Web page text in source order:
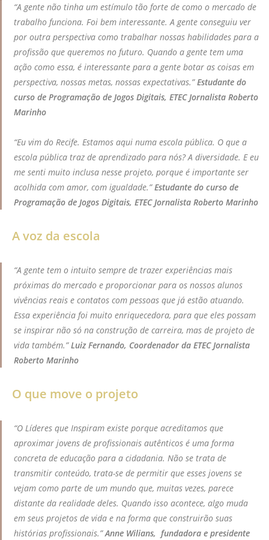
“A gente não tinha um estímulo tão forte de como o mercado de
trabalho funciona. Foi bem interessante. A gente conseguiu ver
por outra perspectiva como trabalhar nossas habilidades para a
profissão que queremos no futuro. Quando a gente tem uma
ação como essa, é interessante para a gente botar as coisas em
perspectiva, nossas metas, nossas expectativas.”Estudante do
curso de Programação de Jogos Digitais, ETEC Jornalista Roberto
Marinho
“Eu vim do Recife. Estamos aqui numa escola pública. O que a
escola pública traz de aprendizado para nós? A diversidade. E eu
me senti muito inclusa nesse projeto, porque é importante ser
acolhida com amor, com igualdade.”Estudante do curso de
Programação de Jogos Digitais, ETEC Jornalista Roberto Marinho
A voz da escola
“A gente tem o intuito sempre de trazer experiências mais
próximas do mercado e proporcionar para os nossos alunos
vivências reais e contatos com pessoas que já estão atuando.
Essa experiência foi muito enriquecedora, para que eles possam
se inspirar não só na construção de carreira, mas de projeto de
vida também.”Luiz Fernando, Coordenador da ETEC Jornalista
Roberto Marinho
O que move o projeto
“O Líderes que Inspiram existe porque acreditamos que
aproximar jovens de profissionais autênticos é uma forma
concreta de educação para a cidadania. Não se trata de
transmitir conteúdo, trata-se de permitir que esses jovens se
vejam como parte de um mundo que, muitas vezes, parece
distante da realidade deles. Quando isso acontece, algo muda
em seus projetos de vida e na forma que construirão suas
histórias profissionais.”Anne Wilians, fundadora e presidente